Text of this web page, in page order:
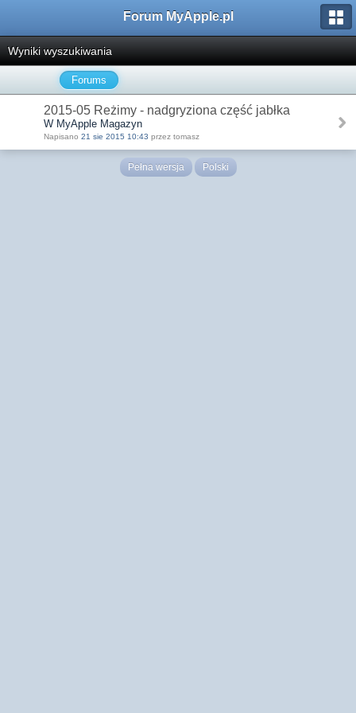
Forum MyApple.pl
Wyniki wyszukiwania
Forums
2015-05 Reżimy - nadgryziona część jabłka
W MyApple Magazyn
Napisano 21 sie 2015 10:43 przez tomasz
Pełna wersja Polski